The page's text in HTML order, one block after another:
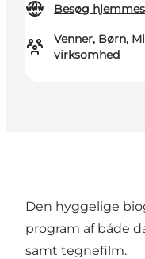
Besøg
Venner, Børn,
virksomhed
Den hyggelige
program af både
samt tegnefilm.